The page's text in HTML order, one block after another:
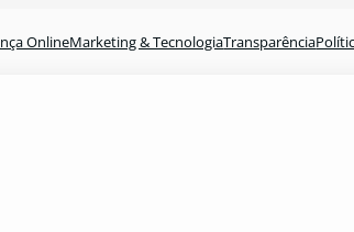
OnlineMarketing & TecnologiaTransparência